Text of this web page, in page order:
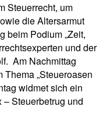
Steuerrecht, um
die Altersarmut
beim Podium „Zeit,
und der
Am Nachmittag
„Steueroasen
widmet sich ein
– Steuerbetrug und